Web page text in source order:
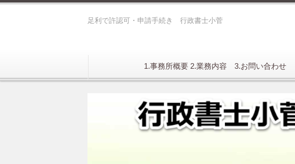
足利で許認可・申請手続き 行政書士小菅
1.事務所概要 2.業務内容 3.お問い合わせ